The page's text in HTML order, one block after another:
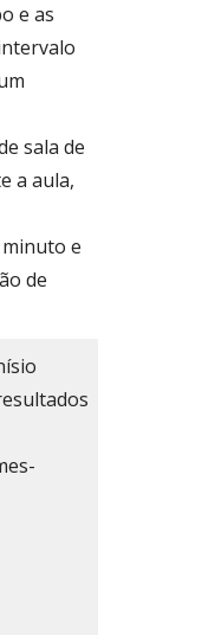
e as
sala de
a aula,
e
de